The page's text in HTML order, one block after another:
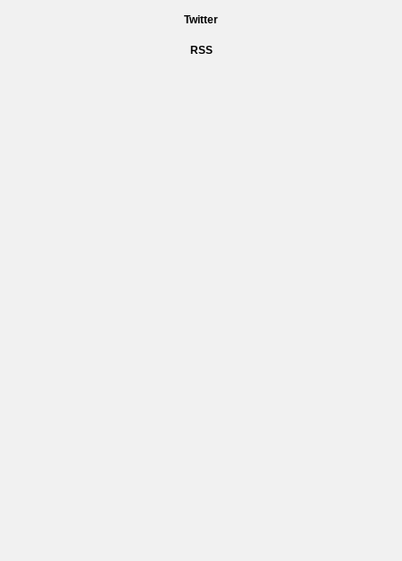
Twitter
RSS